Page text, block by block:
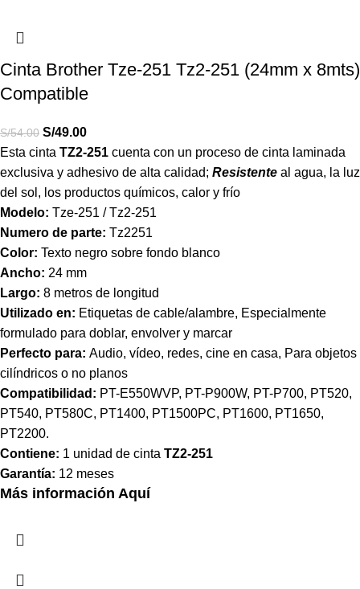
Cinta Brother Tze-251 Tz2-251 (24mm x 8mts)
Compatible
S/54.00 S/49.00
Esta cinta TZ2-251 cuenta con un proceso de cinta laminada
exclusiva y adhesivo de alta calidad; Resistente al agua, la luz
del sol, los productos químicos, calor y frío
Modelo: Tze-251 / Tz2-251
Numero de parte: Tz2251
Color: Texto negro sobre fondo blanco
Ancho: 24 mm
Largo: 8 metros de longitud
Utilizado en: Etiquetas de cable/alambre, Especialmente
formulado para doblar, envolver y marcar
Perfecto para: Audio, vídeo, redes, cine en casa, Para objetos
cilíndricos o no planos
Compatibilidad: PT-E550WVP, PT-P900W, PT-P700, PT520,
PT540, PT580C, PT1400, PT1500PC, PT1600, PT1650,
PT2200.
Contiene: 1 unidad de cinta TZ2-251
Garantía: 12 meses
Más información Aquí